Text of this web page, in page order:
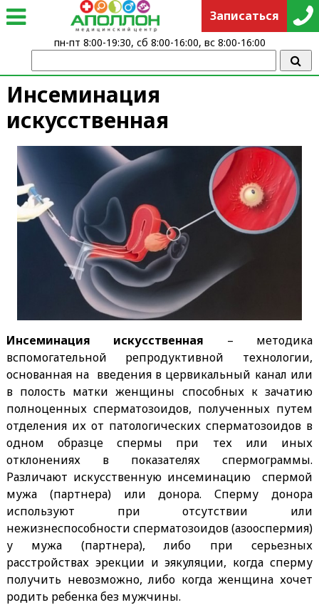
Инсеминация
искусственная
Инсеминация искусственная – методика
вспомогательной репродуктивной технологии,
основанная на введения в цервикальный канал или
в полость матки женщины способных к зачатию
полноценных сперматозоидов, полученных путем
отделения их от патологических сперматозоидов в
одном образце спермы при тех или иных
отклонениях в показателях спермограммы.
Различают искусственную инсеминацию спермой
мужа (партнера) или донора. Сперму донора
используют при отсутствии или
нежизнеспособности сперматозоидов (азооспермия)
у мужа (партнера), либо при серьезных
расстройствах эрекции и эякуляции, когда сперму
получить невозможно, либо когда женщина хочет
родить ребенка без мужчины.
Записаться
пн-пт 8:00-19:30, сб 8:00-16:00, вс 8:00-16:00